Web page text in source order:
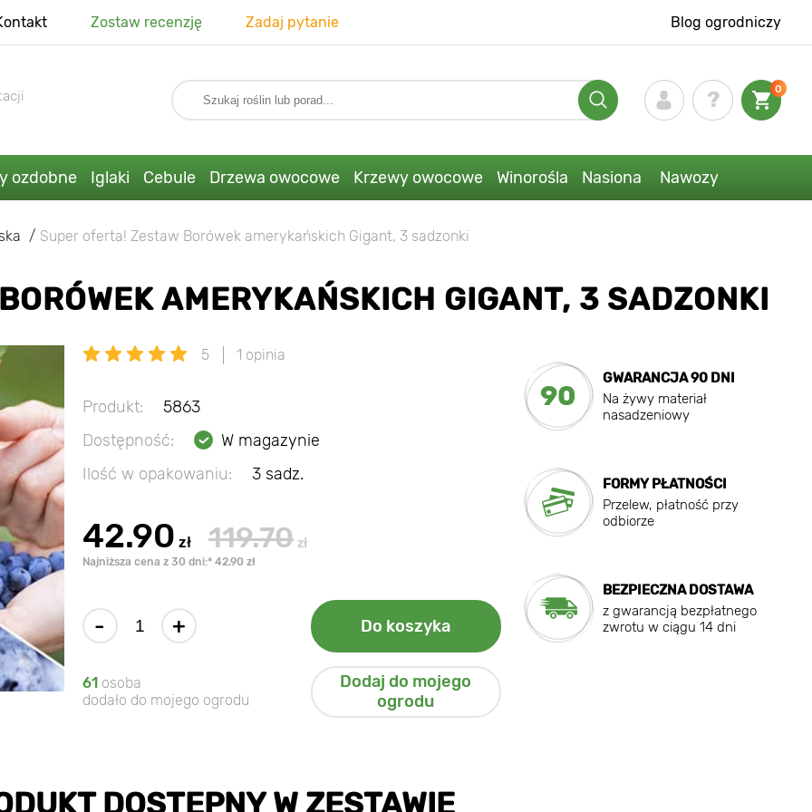
Zostaw recenzję Zadaj pytanie Blog ogrodniczy
0
ozdobne Iglaki Cebule Drzewa owocowe Krzewy owocowe Winorośla Nasiona Nawozy
Super oferta! Zestaw Borówek amerykańskich Gigant, 3 sadzonki
AMERYKAŃSKICH GIGANT, 3 SADZONKI
5 1 opinia
Produkt:
5863
Dostępność:
W magazynie
Ilość w opakowaniu:
3 sadz.
42.90 zł 119.70 zł
Najniższa cena z 30 dni:* 42.90 zł
- + Do koszyka
61 osoba
dodało do mojego ogrodu
Dodaj do mojego
ogrodu
90
GWARANCJA 90 DNI
Na żywy materiał
nasadzeniowy
FORMY PŁATNOŚCI
Przelew, płatność przy
odbiorze
BEZPIECZNA DOSTAWA
z gwarancją bezpłatnego
zwrotu w ciągu 14 dni
DOSTĘPNY W ZESTAWIE